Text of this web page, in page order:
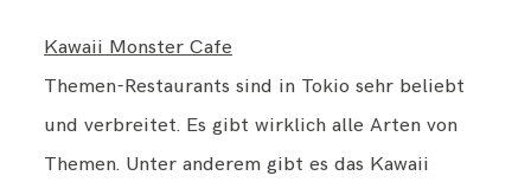
Kawaii Monster Cafe
Themen-Restaurants sind in Tokio sehr beliebt
und verbreitet. Es gibt wirklich alle Arten von
Themen. Unter anderem gibt es das Kawaii